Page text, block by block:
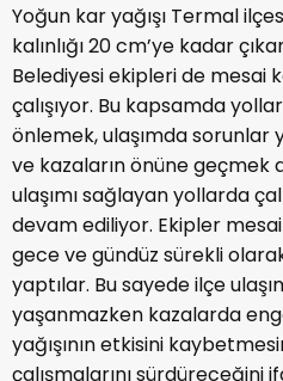
Yoğun kar yağışı Termal
kalınlığı 20 cm’ye kadar
Belediyesi ekipleri de mesai
çalışıyor. Bu kapsamda
önlemek, ulaşımda sorunlar
ve kazaların önüne geçmek
ulaşımı sağlayan yollarda
devam ediliyor. Ekipler
gece ve gündüz sürekli
yaptılar. Bu sayede ilçe
yaşanmazken kazalarda
yağışının etkisini
çalışmalarını sürdüreceğini